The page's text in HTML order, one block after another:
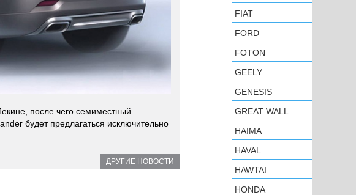
после чего семиместный
будет предлагаться исключительно
ДРУГИЕ НОВОСТИ
FIAT
FORD
FOTON
GEELY
GENESIS
GREAT WALL
HAIMA
HAVAL
HAWTAI
HONDA